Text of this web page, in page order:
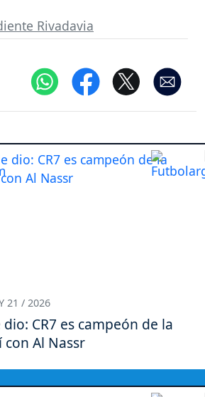
Rivadavia
21 / 2026
CR7 es campeón de la
con Al Nassr